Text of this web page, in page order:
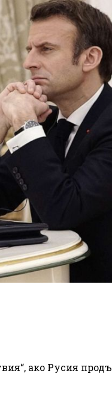
ако Русия